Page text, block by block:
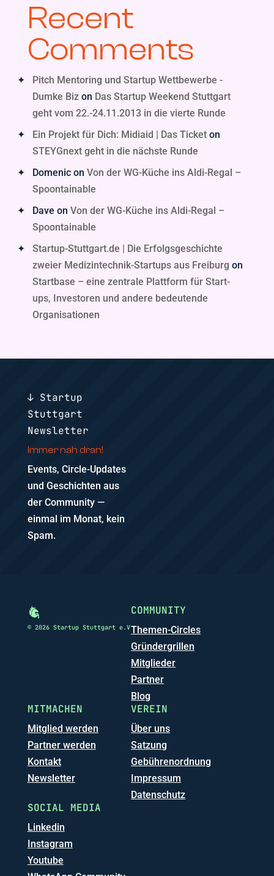
Recent
Comments
Pitch Mentoring und Startup Wettbewerbe -
Dumke Bizon Das Startup Weekend Stuttgart
geht vom 22.-24.11.2013 in die vierte Runde
Ein Projekt für Dich: Midiaid | Das Ticketon
STEYGnext geht in die nächste Runde
Domenicon Von der WG-Küche ins Aldi-Regal –
Spoontainable
Dave on Von der WG-Küche ins Aldi-Regal –
Spoontainable
Startup-Stuttgart.de | Die Erfolgsgeschichte
zweier Medizintechnik-Startups aus Freiburg on
Startbase – eine zentrale Plattform für Start-
ups, Investoren und andere bedeutende
Organisationen
↓ Startup
Stuttgart
Newsletter
Immer nah dran!
Events, Circle-Updates
und Geschichten aus
der Community —
einmal im Monat, kein
Spam.
© 2026 Startup Stuttgart e.V
COMMUNITY
Themen-Circles
Gründergrillen
Mitglieder
Partner
Blog
MITMACHEN
Mitglied werden
Partner werden
Kontakt
Newsletter
VEREIN
Über uns
Satzung
Gebührenordnung
Impressum
Datenschutz
SOCIAL MEDIA
Linkedin
Instagram
Youtube